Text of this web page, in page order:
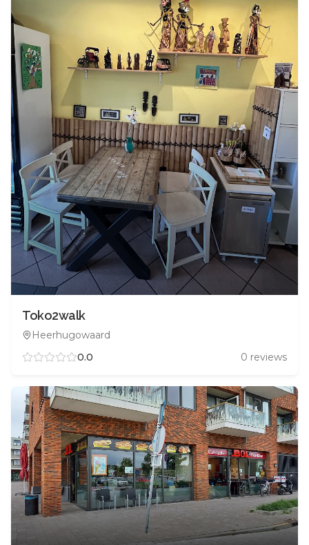
Toko2walk
Heerhugowaard
0.0
0 reviews